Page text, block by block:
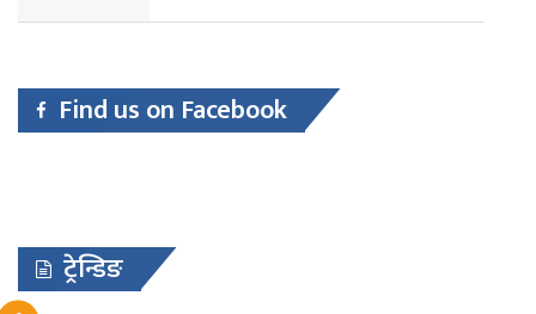
Find us on Facebook
ट्रेन्डिङ